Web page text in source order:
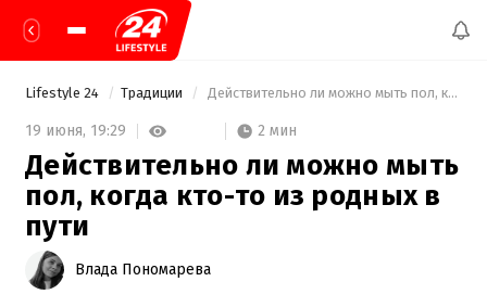
Lifestyle 24 Традиции Действительно ли можно мыть пол, когда кто-то из родных в пути
19 июня, 19:29 2 мин
Действительно ли можно мыть
пол, когда кто-то из родных в
пути
Влада Пономарева